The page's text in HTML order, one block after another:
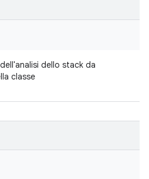
dello stack da
classe